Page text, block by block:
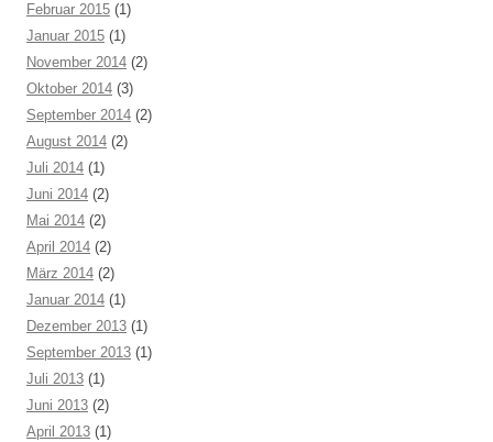
Februar 2015 (1)
Januar 2015 (1)
November 2014 (2)
Oktober 2014 (3)
September 2014 (2)
August 2014 (2)
Juli 2014 (1)
Juni 2014 (2)
Mai 2014 (2)
April 2014 (2)
März 2014 (2)
Januar 2014 (1)
Dezember 2013 (1)
September 2013 (1)
Juli 2013 (1)
Juni 2013 (2)
April 2013 (1)